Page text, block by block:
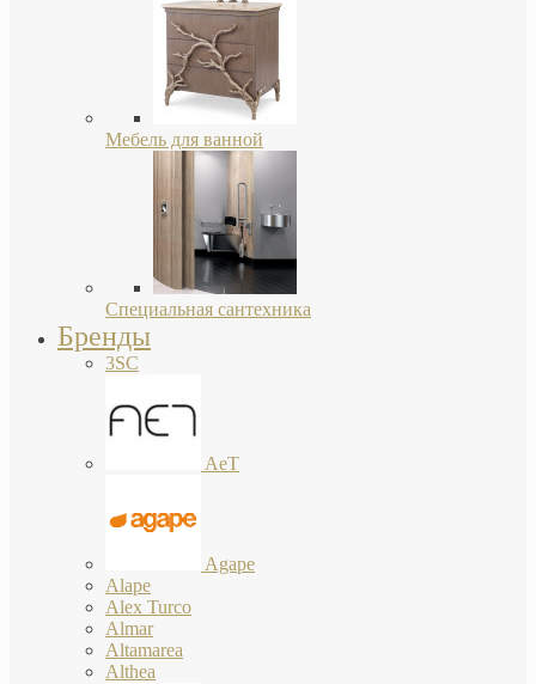
Мебель для ванной
Специальная сантехника
Бренды
3SC
AeT
Agape
Alape
Alex Turco
Almar
Altamarea
Althea